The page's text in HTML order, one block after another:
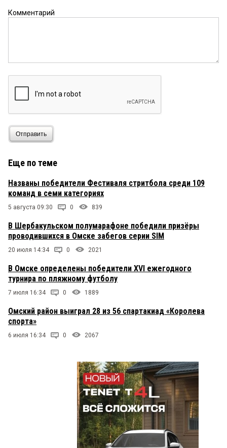
Комментарий
Отправить
Еще по теме
Названы победители Фестиваля стритбола среди 109
команд в семи категориях
5 августа 09:30 0 839
В Шербакульском полумарафоне победили призёры
проводившихся в Омске забегов серии SIM
20 июля 14:34 0 2021
В Омске определены победители XVI ежегодного
турнира по пляжному футболу
7 июля 16:34 0 1889
Омский район выиграл 28 из 56 спартакиад «Королева
спорта»
6 июля 16:34 0 2067